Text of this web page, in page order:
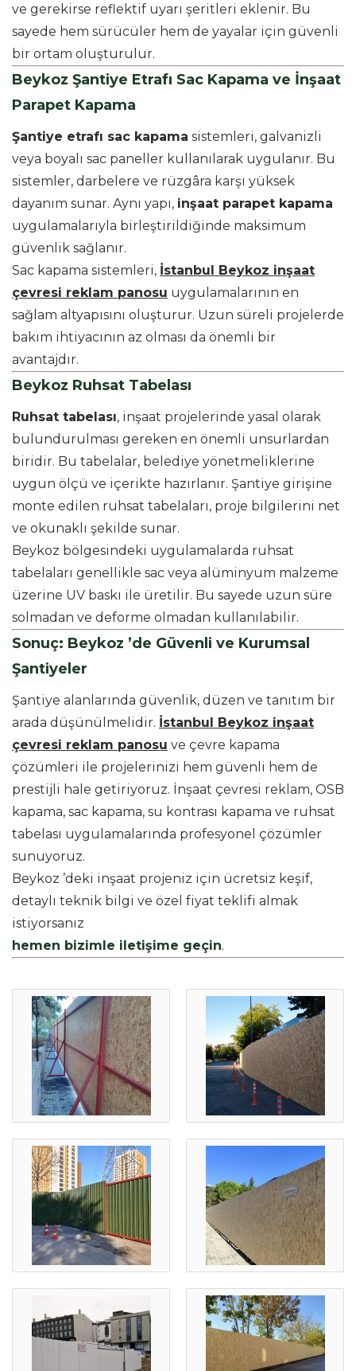
ve gerekirse reflektif uyarı şeritleri eklenir. Bu
sayede hem sürücüler hem de yayalar için güvenli
bir ortam oluşturulur.
Beykoz Şantiye Etrafı Sac Kapama ve İnşaat
Parapet Kapama
Şantiye etrafı sac kapama sistemleri, galvanizli
veya boyalı sac paneller kullanılarak uygulanır. Bu
sistemler, darbelere ve rüzgâra karşı yüksek
dayanım sunar. Aynı yapı, inşaat parapet kapama
uygulamalarıyla birleştirildiğinde maksimum
güvenlik sağlanır.
Sac kapama sistemleri, İstanbul Beykoz inşaat
çevresi reklam panosu uygulamalarının en
sağlam altyapısını oluşturur. Uzun süreli projelerde
bakım ihtiyacının az olması da önemli bir
avantajdır.
Beykoz Ruhsat Tabelası
Ruhsat tabelası, inşaat projelerinde yasal olarak
bulundurulması gereken en önemli unsurlardan
biridir. Bu tabelalar, belediye yönetmeliklerine
uygun ölçü ve içerikte hazırlanır. Şantiye girişine
monte edilen ruhsat tabelaları, proje bilgilerini net
ve okunaklı şekilde sunar.
Beykoz bölgesindeki uygulamalarda ruhsat
tabelaları genellikle sac veya alüminyum malzeme
üzerine UV baskı ile üretilir. Bu sayede uzun süre
solmadan ve deforme olmadan kullanılabilir.
Sonuç: Beykoz ’de Güvenli ve Kurumsal
Şantiyeler
Şantiye alanlarında güvenlik, düzen ve tanıtım bir
arada düşünülmelidir. İstanbul Beykoz inşaat
çevresi reklam panosu ve çevre kapama
çözümleri ile projelerinizi hem güvenli hem de
prestijli hale getiriyoruz. İnşaat çevresi reklam, OSB
kapama, sac kapama, su kontrası kapama ve ruhsat
tabelası uygulamalarında profesyonel çözümler
sunuyoruz.
Beykoz ’deki inşaat projeniz için ücretsiz keşif,
detaylı teknik bilgi ve özel fiyat teklifi almak
istiyorsanız
hemen bizimle iletişime geçin.